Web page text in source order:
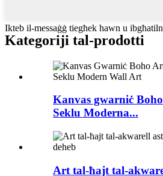
Ikteb il-messaġġ tiegħek hawn u
Kategoriji tal-prodotti
Kanvas gwarniċ
Seklu Moderna...
Art tal-ħajt tal-